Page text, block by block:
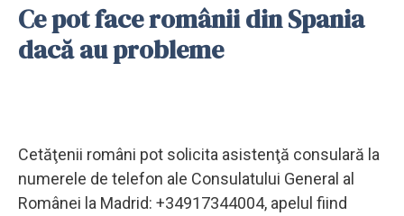
Ce pot face românii din Spania
dacă au probleme
Cetăţenii români pot solicita asistenţă consulară la
numerele de telefon ale Consulatului General al
Românei la Madrid: +34917344004, apelul fiind